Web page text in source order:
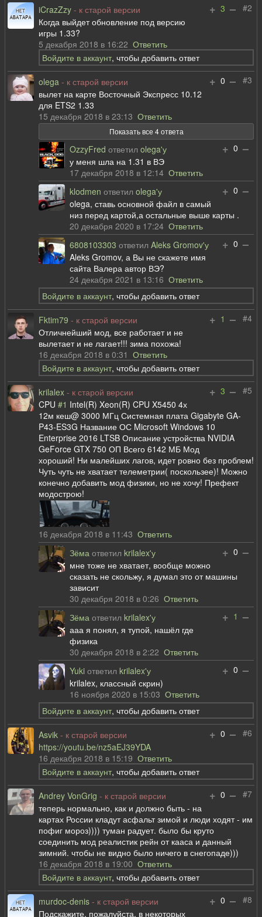
#2
+ 3 –
iCrazZzy - к старой версии
Когда выйдет обновление под версию
игры 1.33?
5 декабря 2018 в 16:22Ответить
Войдите в аккаунт, чтобы добавить ответ
#3
+ 0 –
olega - к старой версии
вылет на карте Восточный Экспресс 10.12
для ETS2 1.33
15 декабря 2018 в 23:13Ответить
Показать все 4 ответа
+ 0 –
OzzyFred ответилolega'у
у меня шла на 1.31 в ВЭ
17 декабря 2018 в 12:14Ответить
+ 0 –
klodmen ответилolega'у
olega, ставь основной файл в самый
низ перед картой,а остальные выше карты .
20 декабря 2020 в 17:24Ответить
+ 0 –
6808103303 ответилAleks Gromov'у
Aleks Gromov, а Вы не скажете имя
сайта Валера автор ВЭ?
24 декабря 2021 в 13:16Ответить
Войдите в аккаунт, чтобы добавить ответ
#4
+ 1 –
Fktim79 - к старой версии
Отличнейший мод, все работает и не
вылетает и не лагает!!! зима похожа!
16 декабря 2018 в 0:31Ответить
Войдите в аккаунт, чтобы добавить ответ
#5
+ 3 –
krilalex - к старой версии
CPU #1 Intel(R) Xeon(R) CPU X5450 4х
12м кеш@ 3000 МГц Системная плата Gigabyte GA-
P43-ES3G Название ОС Microsoft Windows 10
Enterprise 2016 LTSB Описание устройства NVIDIA
GeForce GTX 750 ОП Всего 6142 МБ Мод
хороший! Ни малейших лагов, идет ровно без проблем!
Чуть чуть не хватает телеметрии( поскользее)! Можно
конечно добавить мод физики, но не хочу! Префект
модострою!
16 декабря 2018 в 11:43Ответить
+ 0 –
Зёма ответилkrilalex'у
мне тоже не хватает, вообще можно
сказать не скольжу, я думал это от машины
зависит
30 декабря 2018 в 0:26Ответить
+ 1 –
Зёма ответилkrilalex'у
ааа я понял, я тупой, нашёл где
физика
30 декабря 2018 в 2:22Ответить
+ 0 –
Yuki ответилkrilalex'у
krilalex, классный скрин)
16 ноября 2020 в 15:03Ответить
Войдите в аккаунт, чтобы добавить ответ
#6
+ 0 –
Asvik - к старой версии
https://youtu.be/nz5aEJ39YDA
16 декабря 2018 в 15:19Ответить
Войдите в аккаунт, чтобы добавить ответ
#7
+ 0 –
Andrey VonGrig - к старой версии
теперь нормально, как и должно быть - на
картах России кладут асфальт зимой и люди ходят - им
пофиг мороз)))) туман радует. было бы круто
соединить мод реалистик рейн от кааса и данный
зимний. чтобы не видно было ничего в снегопаде)))
16 декабря 2018 в 19:00Ответить
Войдите в аккаунт, чтобы добавить ответ
#8
+ 0 –
murdoc-denis - к старой версии
Подскажите, пожалуйста, в некоторых